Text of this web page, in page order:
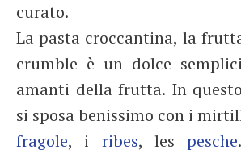
curato.
La pasta croccantina, la
crumble è un dolce
amanti della frutta. In
si sposa benissimo con i
fragole, i ribes, lespesche